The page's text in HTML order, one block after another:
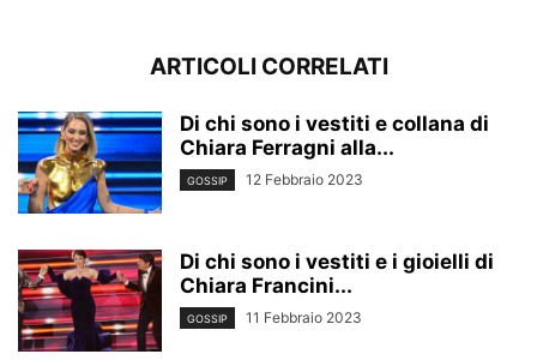
ARTICOLI CORRELATI
Di chi sono i vestiti e collana di
Chiara Ferragni alla...
GOSSIP 12 Febbraio 2023
Di chi sono i vestiti e i gioielli di
Chiara Francini...
GOSSIP 11 Febbraio 2023